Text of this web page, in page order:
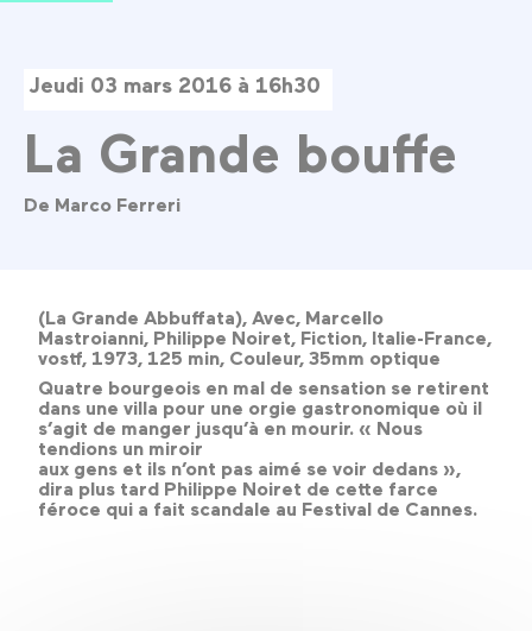
Jeudi 03 mars 2016 à 16h30
La Grande bouffe
De Marco Ferreri
(La Grande Abbuffata), Avec, Marcello
Mastroianni, Philippe Noiret, Fiction, Italie-France,
vostf, 1973, 125 min, Couleur, 35mm optique
Quatre bourgeois en mal de sensation se retirent
dans une villa pour une orgie gastronomique où il
s’agit de manger jusqu’à en mourir. « Nous
tendions un miroir
aux gens et ils n’ont pas aimé se voir dedans »,
dira plus tard Philippe Noiret de cette farce
féroce qui a fait scandale au Festival de Cannes.